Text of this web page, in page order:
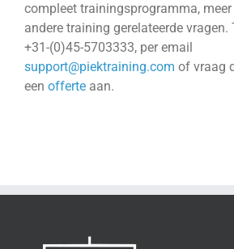
compleet trainingsprogramma,
andere training gerelateerde
+31-(0)45-5703333, per email
support@piektraining.com of vraag
een offerte aan.